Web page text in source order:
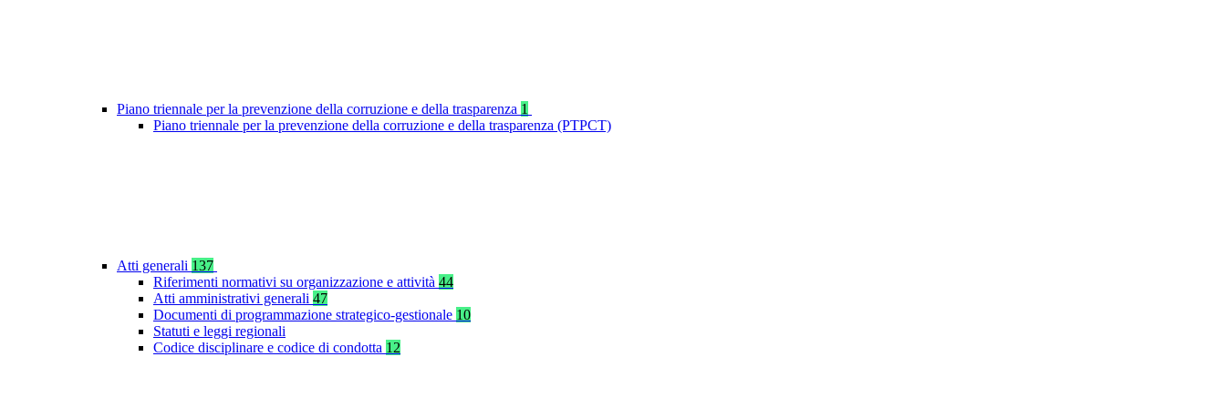
Piano triennale per la prevenzione della corruzione e della trasparenza 1
Piano triennale per la prevenzione della corruzione e della trasparenza (PTPCT)
Atti generali 137
Riferimenti normativi su organizzazione e attività 44
Atti amministrativi generali 47
Documenti di programmazione strategico-gestionale 10
Statuti e leggi regionali
Codice disciplinare e codice di condotta 12